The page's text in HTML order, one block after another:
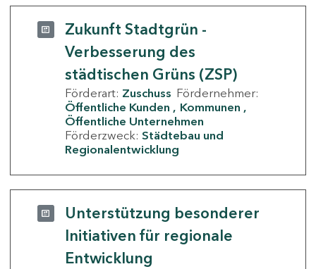
Zukunft Stadtgrün -
Verbesserung des
städtischen Grüns (ZSP)
Förderart: Zuschuss Fördernehmer:
Öffentliche Kunden
Kommunen
Öffentliche Unternehmen
Förderzweck: Städtebau und
Regionalentwicklung
Unterstützung besonderer
Initiativen für regionale
Entwicklung